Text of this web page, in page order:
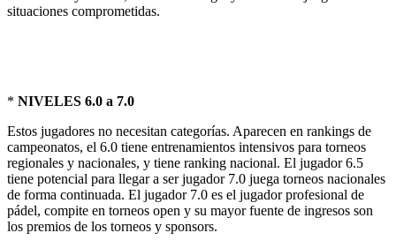
situaciones comprometidas.
* NIVELES 6.0 a 7.0
Estos jugadores no necesitan categorías. Aparecen en rankings de
campeonatos, el 6.0 tiene entrenamientos intensivos para torneos
regionales y nacionales, y tiene ranking nacional. El jugador 6.5
tiene potencial para llegar a ser jugador 7.0 juega torneos nacionales
de forma continuada. El jugador 7.0 es el jugador profesional de
pádel, compite en torneos open y su mayor fuente de ingresos son
los premios de los torneos y sponsors.